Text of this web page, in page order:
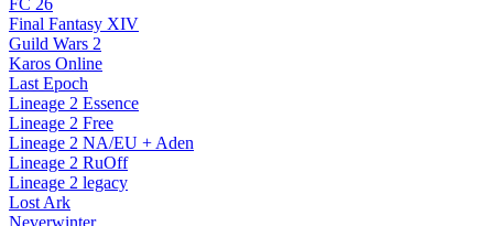
Final Fantasy XIV
Guild Wars 2
Karos Online
Last Epoch
Lineage 2 Essence
Lineage 2 Free
Lineage 2 NA/EU + Aden
Lineage 2 RuOff
Lineage 2 legacy
Lost Ark
Neverwinter